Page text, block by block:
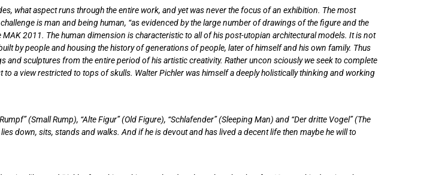
what aspect runs through the entire work, and yet was never the focus of an exhibition. The most
is man and being human, “as evidenced by the large number of drawings of the figure and the
2011. The human dimension is characteristic to all of his post-utopian architectural models. It is not
by people and housing the history of generations of people, later of himself and his own family. Thus
sculptures from the entire period of his artistic creativity. Rather uncon sciously we seek to complete
a view restricted to tops of skulls. Walter Pichler was himself a deeply holistically thinking and working
(Small Rump), “Alte Figur” (Old Figure), “Schlafender” (Sleeping Man) and “Der dritte Vogel” (The
down, sits, stands and walks. And if he is devout and has lived a decent life then maybe he will to